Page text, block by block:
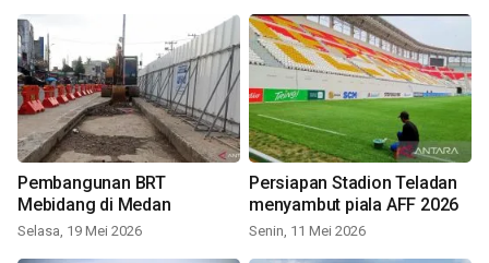
Pembangunan BRT
Mebidang di Medan
Selasa, 19 Mei 2026
Persiapan Stadion Teladan
menyambut piala AFF 2026
Senin, 11 Mei 2026